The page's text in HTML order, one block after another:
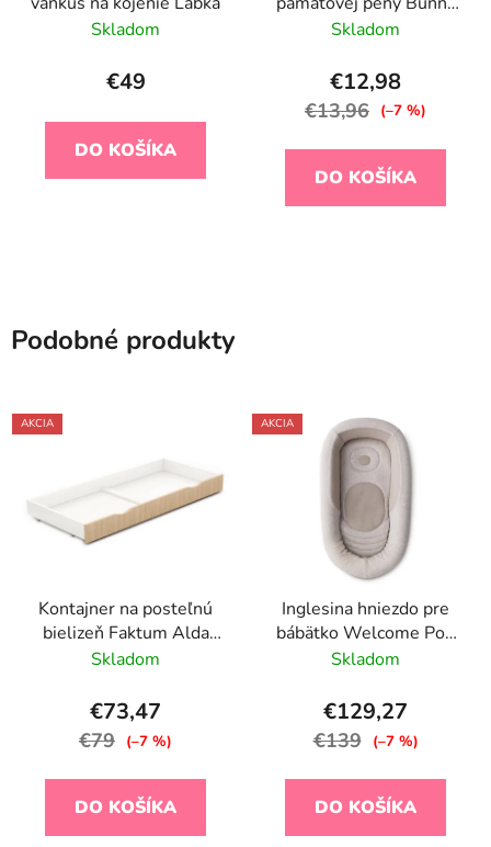
Skladom
€49
DO KOŠÍKA
Airknit White
Skladom
€12,98
€13,96 (–7 %)
DO KOŠÍKA
Podobné produkty
AKCIA
Kontajner na posteľnú
bielizeň Faktum Alda
70X140, Javor Coimbra
Skladom
€73,47
€79 (–7 %)
DO KOŠÍKA
AKCIA
Inglesina hniezdo pre
bábätko Welcome Pod
Quiet Beige
Skladom
€129,27
€139 (–7 %)
DO KOŠÍKA